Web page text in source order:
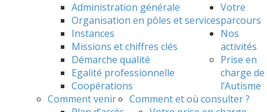
Administration générale
Organisation en pôles et services
Instances
Missions et chiffres clés
Démarche qualité
Egalité professionnelle
Coopérations
Comment venir
Votre
parcours
Comment et où consulter ?
Nos
activités
Prise en
charge de
l’Autisme